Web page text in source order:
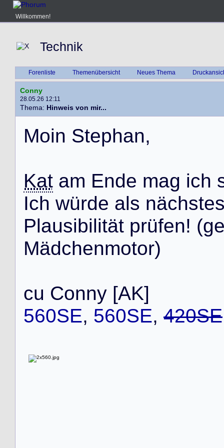
Willkommen!
Technik
Forenliste Themenübersicht Neues Thema
Conny
28.05.26 12:11
Thema: Hinweis von mir...
Moin Stephan,
Kat am Ende mag ich
Ich würde als nächste
Plausibilität prüfen! (g
Mädchenmotor)
cu Conny [AK]
560SE, 560SE, 420SE